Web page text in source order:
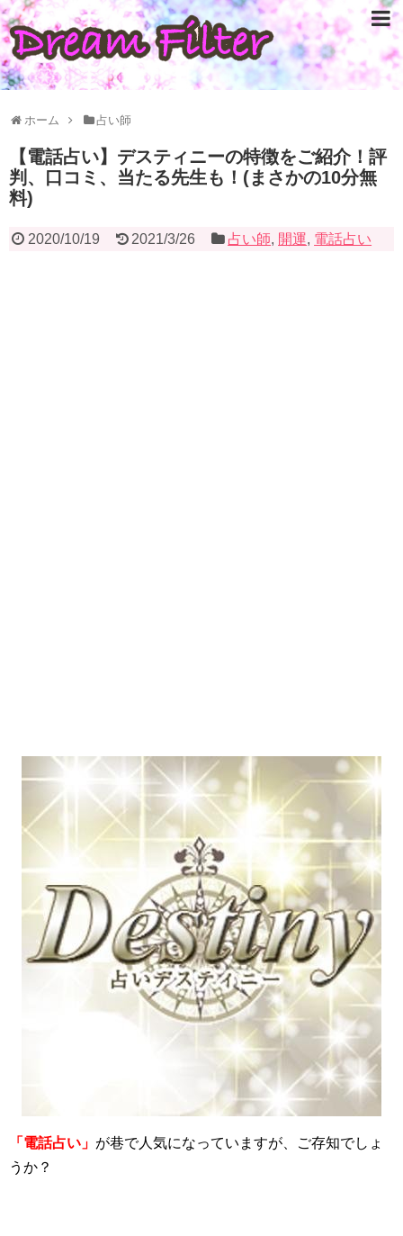
ホーム 占い師
【電話占い】デスティニーの特徴をご紹介！評
判、口コミ、当たる先生も！(まさかの10分無
料)
2020/10/19 2021/3/26 占い師, 開運, 電話占い
「電話占い」 が巷で人気になっていますが、ご存知でしょ
うか？